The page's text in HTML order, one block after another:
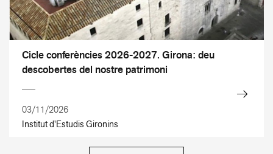
Cicle conferències 2026-2027. Girona: deu
descobertes del nostre patrimoni
03/11/2026
Institut d'Estudis Gironins